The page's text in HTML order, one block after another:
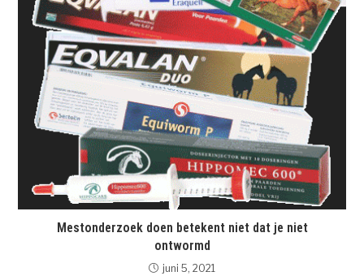
Mestonderzoek doen betekent niet dat je niet
ontwormd
juni 5, 2021